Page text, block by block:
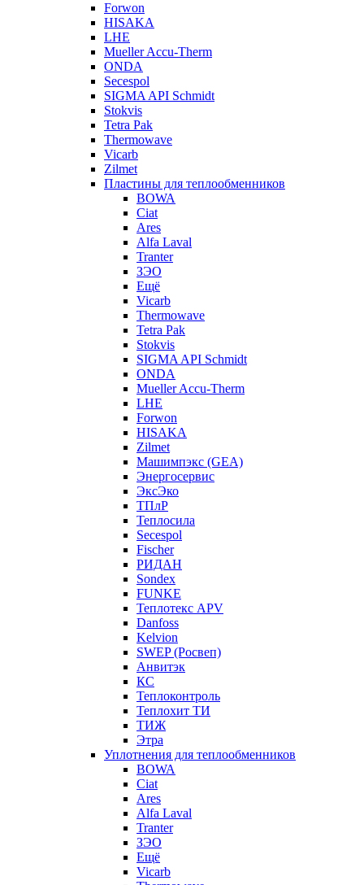
Forwon
HISAKA
LHE
Mueller Accu-Therm
ONDA
Secespol
SIGMA API Schmidt
Stokvis
Tetra Pak
Thermowave
Vicarb
Zilmet
Пластины для теплообменников
BOWA
Ciat
Ares
Alfa Laval
Tranter
ЗЭО
Ещё
Vicarb
Thermowave
Tetra Pak
Stokvis
SIGMA API Schmidt
ONDA
Mueller Accu-Therm
LHE
Forwon
HISAKA
Zilmet
Машимпэкс (GEA)
Энергосервис
ЭксЭко
ТПлР
Теплосила
Secespol
Fischer
РИДАН
Sondex
FUNKE
Теплотекс APV
Danfoss
Kelvion
SWEP (Росвеп)
Анвитэк
КС
Теплоконтроль
Теплохит ТИ
ТИЖ
Этра
Уплотнения для теплообменников
BOWA
Ciat
Ares
Alfa Laval
Tranter
ЗЭО
Ещё
Vicarb